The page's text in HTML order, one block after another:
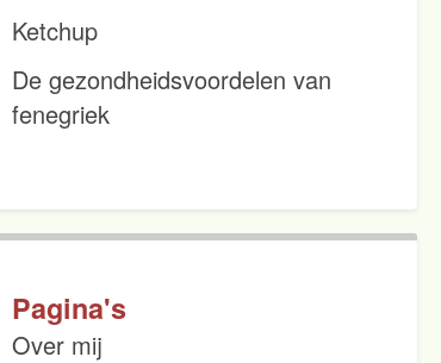
Ketchup
De gezondheidsvoordelen van
fenegriek
Pagina's
Over mij